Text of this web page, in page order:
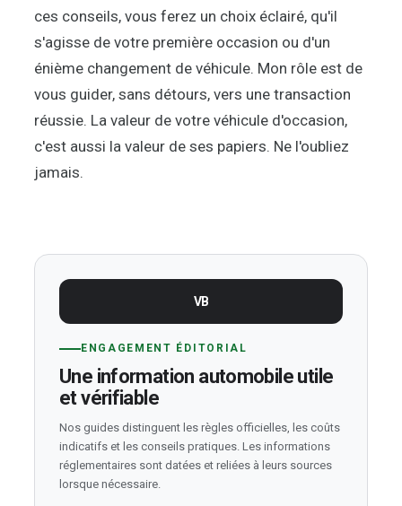
ces conseils, vous ferez un choix éclairé, qu'il
s'agisse de votre première occasion ou d'un
énième changement de véhicule. Mon rôle est de
vous guider, sans détours, vers une transaction
réussie. La valeur de votre véhicule d'occasion,
c'est aussi la valeur de ses papiers. Ne l'oubliez
jamais.
VB
ENGAGEMENT ÉDITORIAL
Une information automobile utile
et vérifiable
Nos guides distinguent les règles officielles, les coûts
indicatifs et les conseils pratiques. Les informations
réglementaires sont datées et reliées à leurs sources
lorsque nécessaire.